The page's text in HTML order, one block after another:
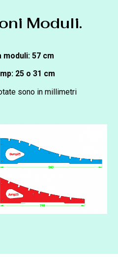
Moduli.
moduli: 57 cm
25 o 31 cm
sono in millimetri